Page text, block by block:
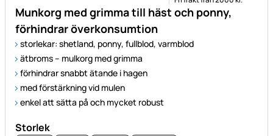
Munkorg med grimma till häst och ponny,
förhindrar överkonsumtion
storlekar: shetland, ponny, fullblod, varmblod
ätbroms – mulkorg med grimma
förhindrar snabbt ätande i hagen
med förstärkning vid mulen
enkel att sätta på och mycket robust
Storlek